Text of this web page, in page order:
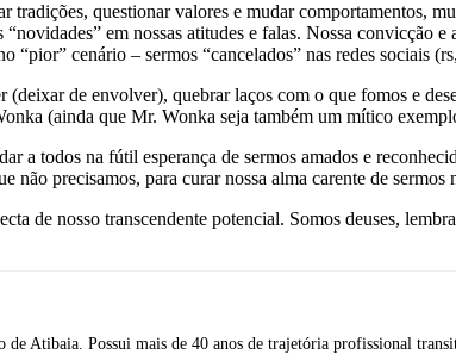
questionar valores e mudar comportamentos,
em nossas atitudes e falas. Nossa convicção
cenário – sermos “cancelados” nas redes sociais
de envolver), quebrar laços com o que fomos e
(ainda que Mr. Wonka seja também um mítico
a todos na fútil esperança de sermos amados e
precisamos, para curar nossa alma carente de sermos
de nosso transcendente potencial. Somos deuses,
Atibaia. Possui mais de 40 anos de trajetória profissional